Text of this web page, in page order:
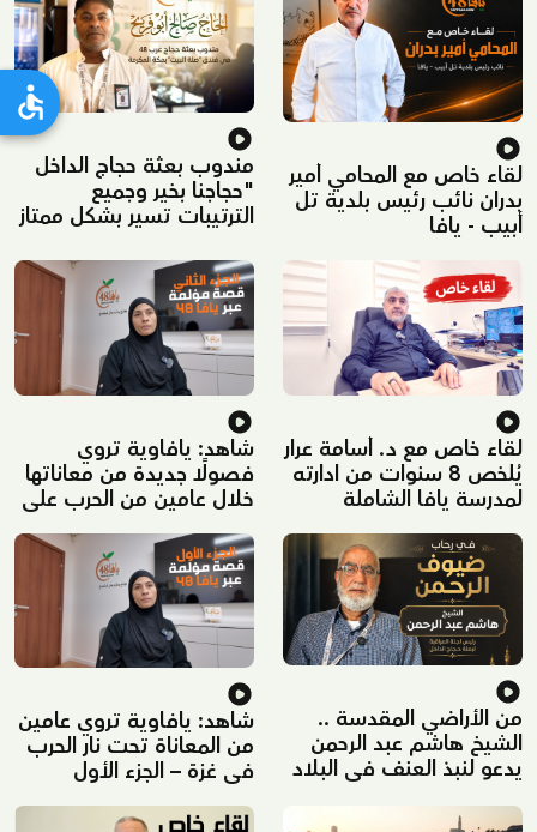
لقاء خاص مع المحامي أمير
بدران نائب رئيس بلدية تل
أبيب - يافا
مندوب بعثة حجاج الداخل
"حجاجنا بخير وجميع
الترتيبات تسير بشكل ممتاز
لقاء خاص مع د. أسامة عرار
يُلخص 8 سنوات من ادارته
لمدرسة يافا الشاملة
شاهد: يافاوية تروي
فصولًا جديدة من معاناتها
خلال عامين من الحرب على
من الأراضي المقدسة ..
الشيخ هاشم عبد الرحمن
يدعو لنبذ العنف في البلاد
شاهد: يافاوية تروي عامين
من المعاناة تحت نار الحرب
في غزة – الجزء الأول